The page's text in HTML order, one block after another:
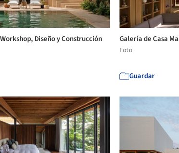
Diseño y Construcción Galería de Casa
Foto
Guardar